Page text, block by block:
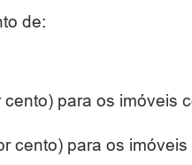
de:
para os imóveis
cento) para os